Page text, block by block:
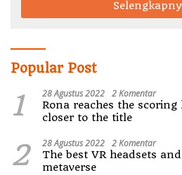
Popular Post
1 28 Agustus 2022 2 Komentar
Rona reaches the
closer to the title
2 28 Agustus 2022 2 Komentar
The best VR headsets
metaverse